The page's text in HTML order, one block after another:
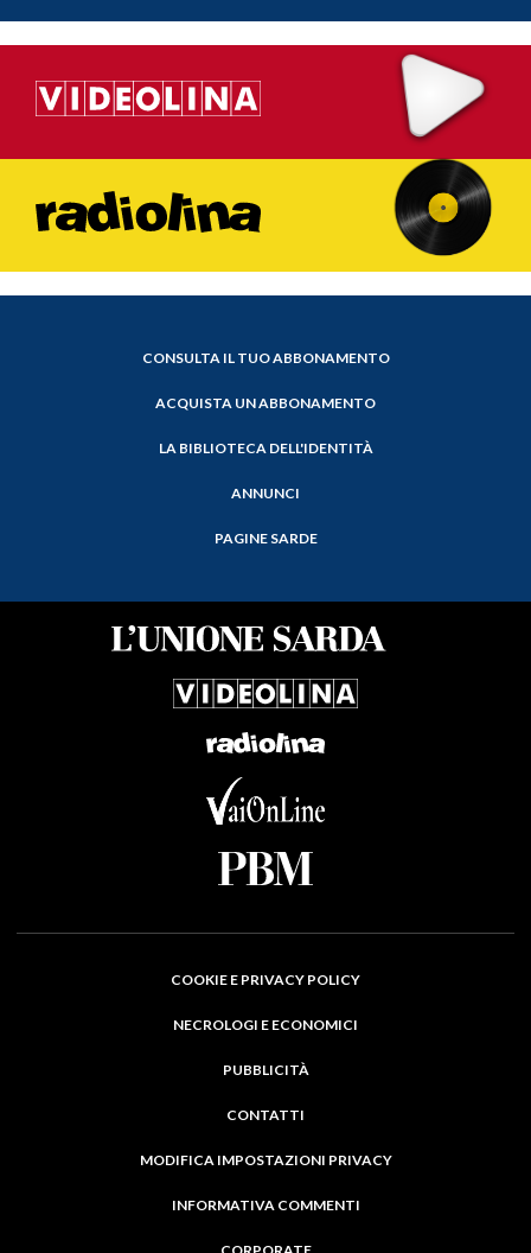
CONSULTA IL TUO ABBONAMENTO
ACQUISTA UN ABBONAMENTO
LA BIBLIOTECA DELL'IDENTITÀ
ANNUNCI
PAGINE SARDE
COOKIE E PRIVACY POLICY
NECROLOGI E ECONOMICI
PUBBLICITÀ
CONTATTI
MODIFICA IMPOSTAZIONI PRIVACY
INFORMATIVA COMMENTI
CORPORATE